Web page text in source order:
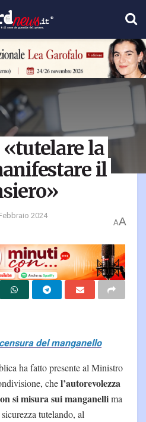
la
il
2024
AA
del manganello
ha fatto presente al Ministro
chel’autorevolezza
si misura sui manganellima
tutelando, al